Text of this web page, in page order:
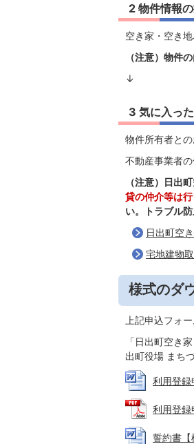
2 物件情報
空き家・空き
（注意）物件
↓
3 気に入っ
物件所有者と
不動産事業者
（注意）日出
貸の仲介等は行
い。トラブル
日出町空
宅地建物
様式のダ
上記申込フォ
「日出町空き
出町役場 まち
利用登
利用登
誓約書